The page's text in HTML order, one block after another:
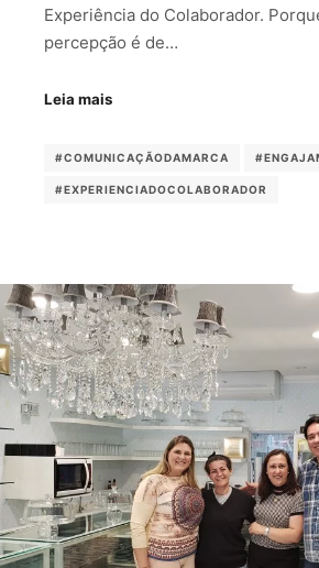
Experiência do Colaborador.
percepção é de…
Leia mais
#COMUNICAÇÃODAMARCA
#EXPERIENCIADOCOLABORADOR